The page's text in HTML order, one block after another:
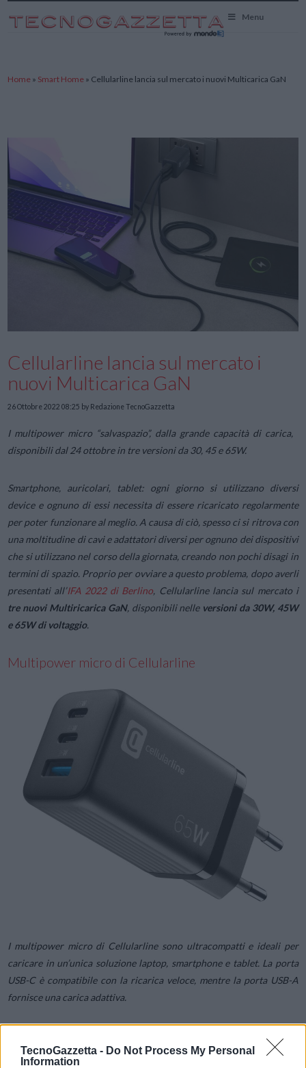
TecnoGazzetta - Do Not Process My Personal
Information
Menu
Home » Smart Home » Cellularline lancia sul mercato i nuovi Multicarica GaN
Cellularline lancia sul mercato i
nuovi Multicarica GaN
26 Ottobre 2022 08:25 by Redazione TecnoGazzetta
I multipower micro “salvaspazio”, dalla grande capacità di carica,
disponibili dal 24 ottobre in tre versioni da 30, 45 e 65W.
Smartphone, auricolari, tablet: ogni giorno si utilizzano diversi
device e ognuno di essi necessita di essere ricaricato regolarmente
per poter funzionare al meglio. A causa di ciò, spesso ci si ritrova con
una moltitudine di cavi e adattatori diversi per ognuno dei dispositivi
che si utilizzano nel corso della giornata, creando non pochi disagi in
termini di spazio. Proprio per ovviare a questo problema, dopo averli
presentati all’IFA 2022 di Berlino, Cellularline lancia sul mercato i
tre nuovi Multiricarica GaN, disponibili nelle versioni da 30W, 45W
e 65W di voltaggio.
Multipower micro di Cellularline
I multipower micro di Cellularline sono ultracompatti e ideali per
caricare in un’unica soluzione laptop, smartphone e tablet. La porta
USB-C è compatibile con la ricarica veloce, mentre la porta USB-A
fornisce una carica adattiva.
Quello che differenzia questa gamma di prodotti dalle altre è